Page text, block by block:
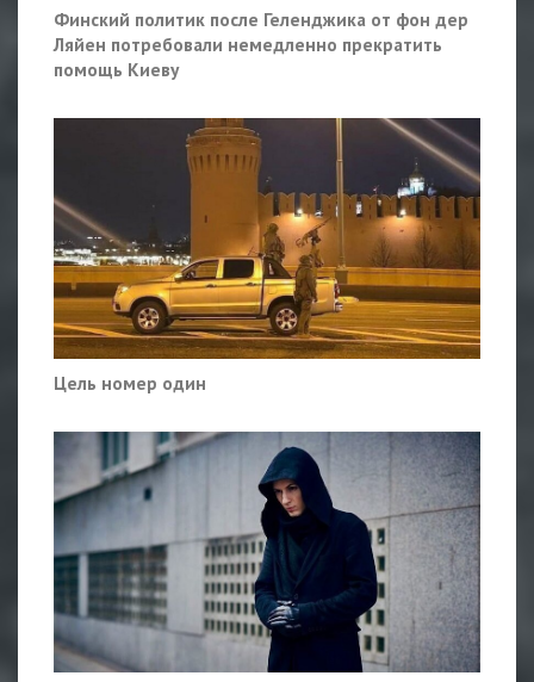
Финский политик после Геленджика от фон дер
Ляйен потребовали немедленно прекратить
помощь Киеву
Цель номер один